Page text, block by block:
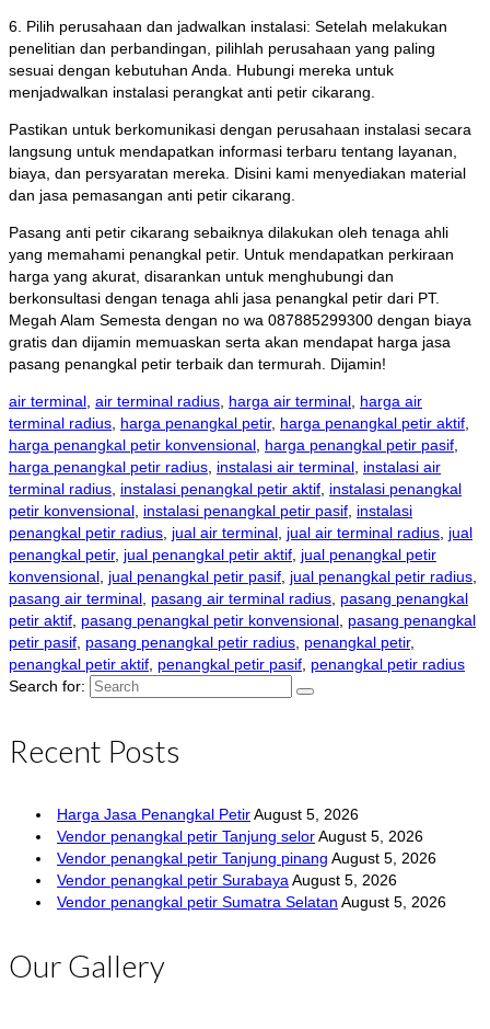
6. Pilih perusahaan dan jadwalkan instalasi: Setelah melakukan
penelitian dan perbandingan, pilihlah perusahaan yang paling
sesuai dengan kebutuhan Anda. Hubungi mereka untuk
menjadwalkan instalasi perangkat anti petir cikarang.
Pastikan untuk berkomunikasi dengan perusahaan instalasi secara
langsung untuk mendapatkan informasi terbaru tentang layanan,
biaya, dan persyaratan mereka. Disini kami menyediakan material
dan jasa pemasangan anti petir cikarang.
Pasang anti petir cikarang sebaiknya dilakukan oleh tenaga ahli
yang memahami penangkal petir. Untuk mendapatkan perkiraan
harga yang akurat, disarankan untuk menghubungi dan
berkonsultasi dengan tenaga ahli jasa penangkal petir dari PT.
Megah Alam Semesta dengan no wa 087885299300 dengan biaya
gratis dan dijamin memuaskan serta akan mendapat harga jasa
pasang penangkal petir terbaik dan termurah. Dijamin!
air terminal air terminal radius harga air terminal harga air
terminal radius harga penangkal petir, harga penangkal petir aktif
harga penangkal petir konvensional harga penangkal petir pasif
harga penangkal petir radius instalasi air terminal instalasi air
terminal radius instalasi penangkal petir aktif instalasi penangkal
petir konvensional instalasi penangkal petir pasif instalasi
penangkal petir radius jual air terminal jual air terminal radius jual
penangkal petir, jual penangkal petir aktif jual penangkal petir
konvensional jual penangkal petir pasif jual penangkal petir radius
pasang air terminal pasang air terminal radius pasang penangkal
petir aktif pasang penangkal petir konvensional pasang penangkal
petir pasif pasang penangkal petir radius penangkal petir,
penangkal petir aktif penangkal petir pasif penangkal petir radius
Search for:
Recent Posts
Harga Jasa Penangkal PetirAugust 5, 2026
Vendor penangkal petir Tanjung selorAugust 5, 2026
Vendor penangkal petir Tanjung pinang August 5, 2026
Vendor penangkal petir Surabaya August 5, 2026
Vendor penangkal petir Sumatra Selatan August 5, 2026
Our Gallery